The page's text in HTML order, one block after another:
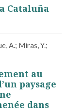
Cataluña
A.; Miras, Y.;
au
paysage
dans